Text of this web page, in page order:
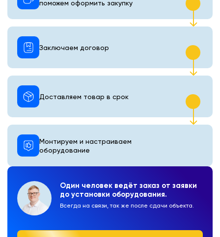
Один человек ведёт заказ от заявки
до установки оборудования.
Всегда на связи, так же после сдачи объекта.
поможем оформить закупку
Монтируем и настраиваем
оборудование
Доставляем товар в срок
Заключаем договор